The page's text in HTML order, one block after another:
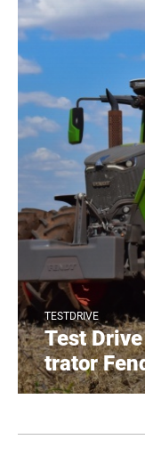
TESTDRIVE
Test
trator